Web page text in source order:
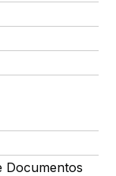
Documentos